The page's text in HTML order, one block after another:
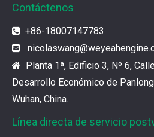
Los productos de gas de
Contáctenos
 +86-18007147783
 nicolaswang
 Planta 1ª, Edificio 3, Nº 6,
Desarrollo Económico de
Wuhan, China.
Línea directa de servicio